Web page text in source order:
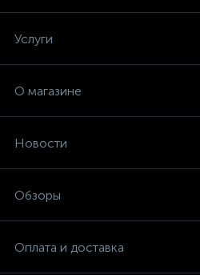
Услуги
О магазине
Новости
Обзоры
Оплата и доставка